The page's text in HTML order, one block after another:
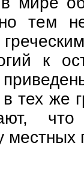
тем
к
в тех же
местных